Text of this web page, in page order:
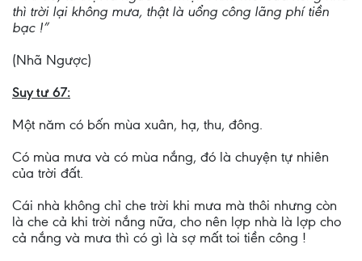
thì trời lại không mưa, thật là uổng công lãng phí tiền
bạc !”
(Nhã Ngược)
Suy tư 67:
Một năm có bốn mùa xuân, hạ, thu, đông.
Có mùa mưa và có mùa nắng, đó là chuyện tự nhiên
của trời đất.
Cái nhà không chỉ che trời khi mưa mà thôi nhưng còn
là che cả khi trời nắng nữa, cho nên lợp nhà là lợp cho
cả nắng và mưa thì có gì là sợ mất toi tiền công !